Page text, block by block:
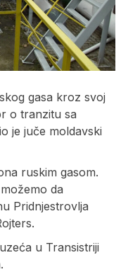
gasa kroz svoj
o tranzitu sa
je juče moldavski
ruskim gasom.
da
Pridnjestrovlja
u Transistriji